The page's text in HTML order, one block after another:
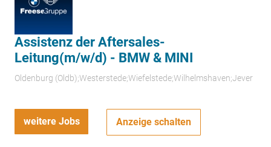
Assistenz der Aftersales-
Leitung(m/w/d) - BMW & MINI
Oldenburg (Oldb);Westerstede;Wiefelstede;Wilhelmshaven;Jever
weitere Jobs Anzeige schalten